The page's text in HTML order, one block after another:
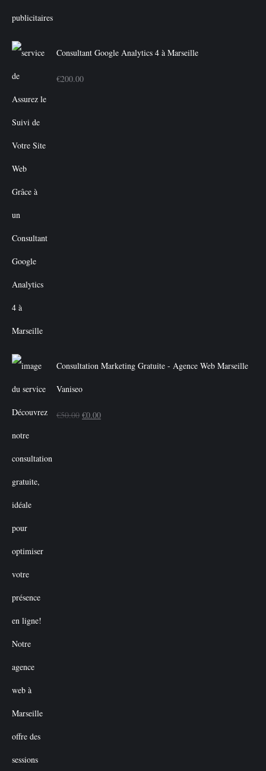
Consultant Google Analytics 4 à Marseille
€200.00
Consultation Marketing Gratuite - Agence Web Marseille
Vaniseo
€50.00 Le
€0.00Le